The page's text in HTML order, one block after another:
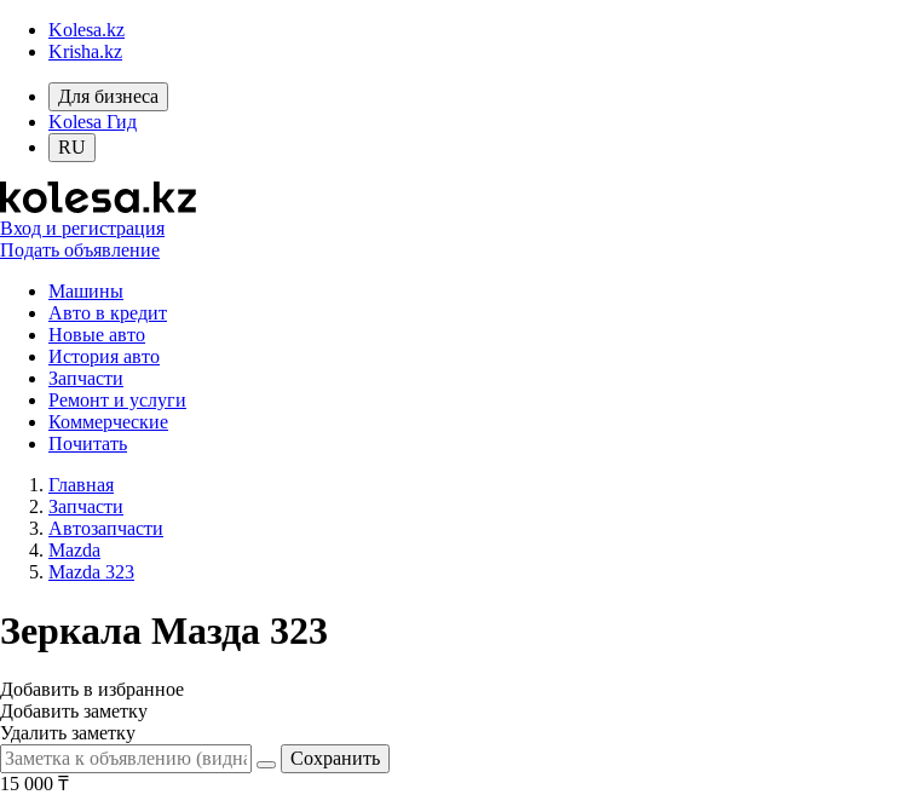
Kolesa.kz
Krisha.kz
Для бизнеса
Kolesa Гид
RU
Вход и регистрация
Подать объявление
Машины
Авто в кредит
Новые авто
История авто
Запчасти
Ремонт и услуги
Коммерческие
Почитать
Главная
Запчасти
Автозапчасти
Mazda
Mazda 323
Зеркала Мазда 323
Добавить в избранное
Добавить заметку
Удалить заметку
15 000 ₸